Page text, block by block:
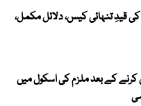
کی قیدِ تنہائی کیس، دلائل مکمل،
کرنے کے بعد ملزم کی اسکول میں